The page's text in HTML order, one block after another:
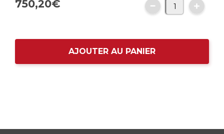
750,20€
AJOUTER AU PANIER